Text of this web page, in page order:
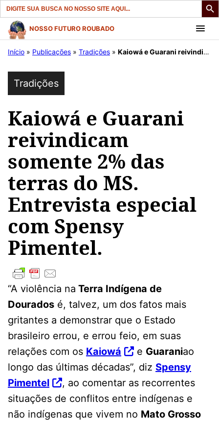
Search
for:
Pular
para
conteúdo
NOSSO FUTURO ROUBADO
Início » Publicações » Tradições » Kaiowá e Guarani reivindicam somente 2% das terras do MS. Entrevista especial com Spensy Pimentel.
Tradições
Kaiowá e Guarani
reivindicam
somente 2% das
terras do MS.
Entrevista especial
com Spensy
Pimentel.
“A violência na Terra Indígena de
Dourados é, talvez, um dos fatos mais
gritantes a demonstrar que o Estado
brasileiro errou, e errou feio, em suas
relações com os Kaiowá e Guaraniao
longo das últimas décadas”, diz Spensy
Pimentel
, ao comentar as recorrentes
situações de conflitos entre indígenas e
não indígenas que vivem no Mato Grosso